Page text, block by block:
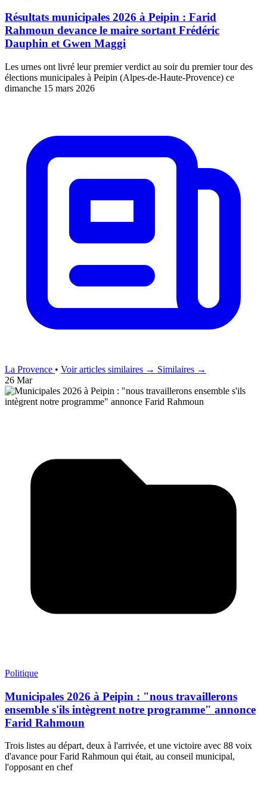
Résultats municipales 2026 à Peipin : Farid
Rahmoun devance le maire sortant Frédéric
Dauphin et Gwen Maggi
Les urnes ont livré leur premier verdict au soir du premier tour des
élections municipales à Peipin (Alpes-de-Haute-Provence) ce
dimanche 15 mars 2026
La Provence • Voir articles similaires → Similaires →
26 Mar
Politique
Municipales 2026 à Peipin : "nous travaillerons
ensemble s'ils intègrent notre programme" annonce
Farid Rahmoun
Trois listes au départ, deux à l'arrivée, et une victoire avec 88 voix
d'avance pour Farid Rahmoun qui était, au conseil municipal,
l'opposant en chef